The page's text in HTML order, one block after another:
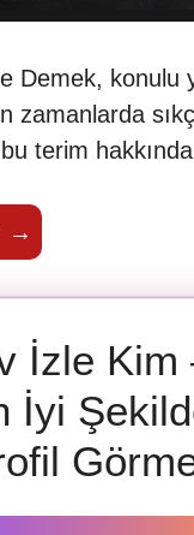
Demek, konulu
zamanlarda
terim
→
İzle Kim
İyi